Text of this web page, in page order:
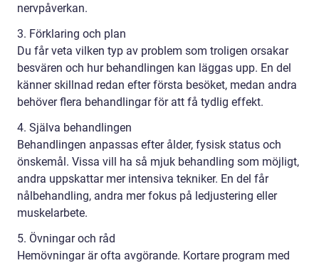
nervpåverkan.
3. Förklaring och plan
Du får veta vilken typ av problem som troligen orsakar
besvären och hur behandlingen kan läggas upp. En del
känner skillnad redan efter första besöket, medan andra
behöver flera behandlingar för att få tydlig effekt.
4. Själva behandlingen
Behandlingen anpassas efter ålder, fysisk status och
önskemål. Vissa vill ha så mjuk behandling som möjligt,
andra uppskattar mer intensiva tekniker. En del får
nålbehandling, andra mer fokus på ledjustering eller
muskelarbete.
5. Övningar och råd
Hemövningar är ofta avgörande. Kortare program med